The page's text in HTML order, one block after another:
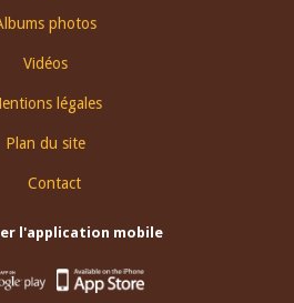
photos
Vidéos
légales
Plan du site
Contact
l'application mobile